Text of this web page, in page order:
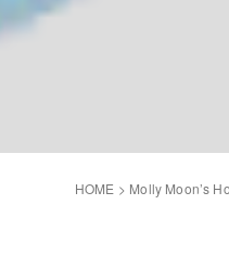
HOME > Molly Moon’s